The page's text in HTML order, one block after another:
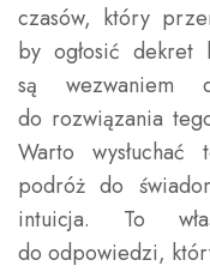
czasów, który
by ogłosić dekret
są wezwaniem
do rozwiązania
Warto
podróż do
intuicja. To
do odpowiedzi,